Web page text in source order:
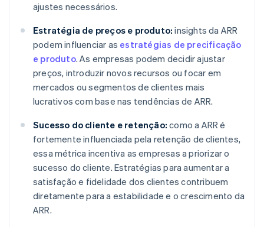
ajustes necessários.
Estratégia de preços e produto: insights da ARR
podem influenciar as estratégias de precificação
e produto. As empresas podem decidir ajustar
preços, introduzir novos recursos ou focar em
mercados ou segmentos de clientes mais
lucrativos com base nas tendências de ARR.
Sucesso do cliente e retenção: como a ARR é
fortemente influenciada pela retenção de clientes,
essa métrica incentiva as empresas a priorizar o
sucesso do cliente. Estratégias para aumentar a
satisfação e fidelidade dos clientes contribuem
diretamente para a estabilidade e o crescimento da
ARR.